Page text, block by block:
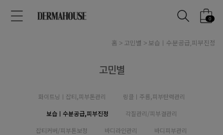
0
홈 고민별 보습ㅣ수분공급,피부진정
고민별
화이트닝ㅣ잡티,피부톤관리
링클ㅣ주름,피부탄력관리
보습ㅣ수분공급,피부진정
각질관리/피부결관리
잡티커버/피부톤보정
바디라인관리
바디피부관리